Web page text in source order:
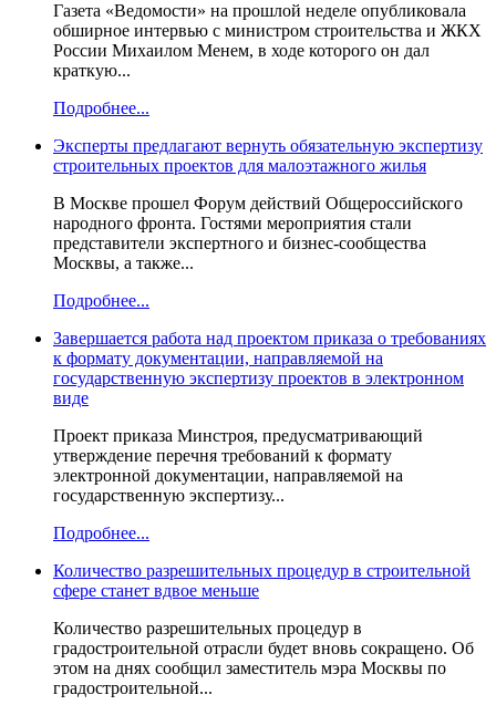
Газета «Ведомости» на прошлой неделе опубликовала
обширное интервью с министром строительства и ЖКХ
России Михаилом Менем, в ходе которого он дал
краткую...
Подробнее...
Эксперты предлагают вернуть обязательную экспертизу
строительных проектов для малоэтажного жилья
В Москве прошел Форум действий Общероссийского
народного фронта. Гостями мероприятия стали
представители экспертного и бизнес-сообщества
Москвы, а также...
Подробнее...
Завершается работа над проектом приказа о требованиях
к формату документации, направляемой на
государственную экспертизу проектов в электронном
виде
Проект приказа Минстроя, предусматривающий
утверждение перечня требований к формату
электронной документации, направляемой на
государственную экспертизу...
Подробнее...
Количество разрешительных процедур в строительной
сфере станет вдвое меньше
Количество разрешительных процедур в
градостроительной отрасли будет вновь сокращено. Об
этом на днях сообщил заместитель мэра Москвы по
градостроительной...